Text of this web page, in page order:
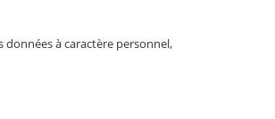
à caractère personnel,